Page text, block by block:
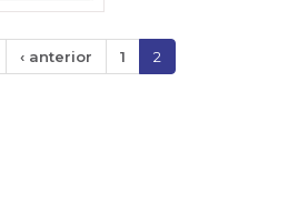
‹ anterior 1 2